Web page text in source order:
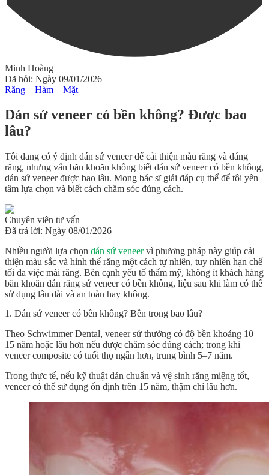
Minh Hoàng
Đã hỏi: Ngày 09/01/2026
Răng – Hàm – Mặt
Dán sứ veneer có bền không? Được bao
lâu?
Tôi đang có ý định dán sứ veneer để cải thiện màu răng và dáng
răng, nhưng vẫn băn khoăn không biết dán sứ veneer có bền không,
dán sứ veneer được bao lâu. Mong bác sĩ giải đáp cụ thể để tôi yên
tâm lựa chọn và biết cách chăm sóc đúng cách.
Chuyên viên tư vấn
Đã trả lời: Ngày 08/01/2026
Nhiều người lựa chọn dán sứ veneervì phương pháp này giúp cải
thiện màu sắc và hình thể răng một cách tự nhiên, tuy nhiên hạn chế
tối đa việc mài răng. Bên cạnh yếu tố thẩm mỹ, không ít khách hàng
băn khoăn dán răng sứ veneer có bền không, liệu sau khi làm có thể
sử dụng lâu dài và an toàn hay không.
1. Dán sứ veneer có bền không? Bền trong bao lâu?
Theo Schwimmer Dental, veneer sứ thường có độ bền khoảng 10–
15 năm hoặc lâu hơn nếu được chăm sóc đúng cách; trong khi
veneer composite có tuổi thọ ngắn hơn, trung bình 5–7 năm.
Trong thực tế, nếu kỹ thuật dán chuẩn và vệ sinh răng miệng tốt,
veneer có thể sử dụng ổn định trên 15 năm, thậm chí lâu hơn.